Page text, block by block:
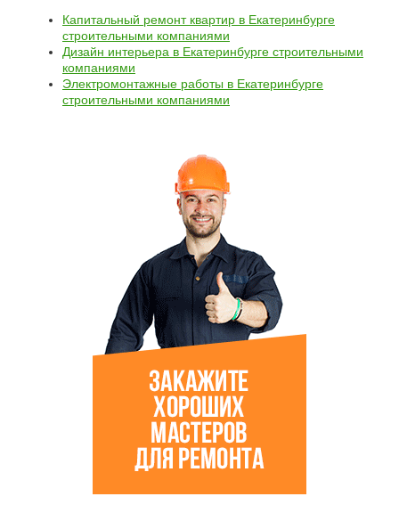
Капитальный ремонт квартир в Екатеринбурге
строительными компаниями
Дизайн интерьера в Екатеринбурге строительными
компаниями
Электромонтажные работы в Екатеринбурге
строительными компаниями